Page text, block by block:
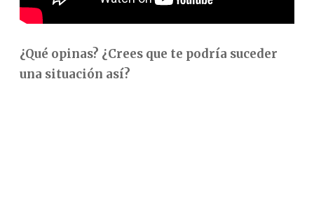
¿Qué opinas? ¿Crees que te podría suceder
una situación así?